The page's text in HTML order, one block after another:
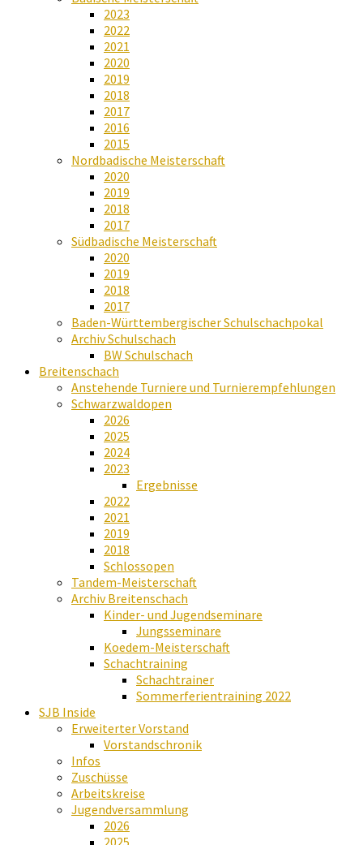
2023
2022
2021
2020
2019
2018
2017
2016
2015
Nordbadische Meisterschaft
2020
2019
2018
2017
Südbadische Meisterschaft
2020
2019
2018
2017
Baden-Württembergischer Schulschachpokal
Archiv Schulschach
BW Schulschach
Breitenschach
Anstehende Turniere und Turnierempfehlungen
Schwarzwaldopen
2026
2025
2024
2023
Ergebnisse
2022
2021
2019
2018
Schlossopen
Tandem-Meisterschaft
Archiv Breitenschach
Kinder- und Jugendseminare
Jungsseminare
Koedem-Meisterschaft
Schachtraining
Schachtrainer
Sommerferientraining 2022
SJB Inside
Erweiterter Vorstand
Vorstandschronik
Infos
Zuschüsse
Arbeitskreise
Jugendversammlung
2026
2025